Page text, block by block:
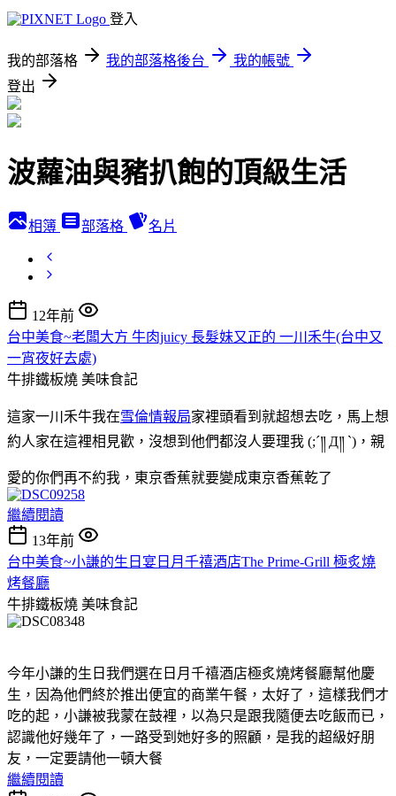
登入
我的部落格 我的部落格後台
我的帳號
登出
波蘿油與豬扒飽的頂級生活
相簿 部落格 名片
12年前
台中美食~老闆大方 牛肉juicy 長髮妹又正的 一川禾牛(台中又
一宵夜好去處)
牛排鐵板燒 美味食記
這家一川禾牛我在雪倫情報局家裡頭看到就超想去吃，馬上想
約人家在這裡相見歡，沒想到他們都沒人要理我 (;´༎ Д༎ `)，親
愛的你們再不約我，東京香蕉就要變成東京香蕉乾了
繼續閱讀
13年前
台中美食~小謙的生日宴日月千禧酒店The Prime-Grill 極炙燒
烤餐廳
牛排鐵板燒 美味食記
今年小謙的生日我們選在日月千禧酒店極炙燒烤餐廳幫他慶
生，因為他們終於推出便宜的商業午餐，太好了，這樣我們才
吃的起，小謙被我蒙在鼓裡，以為只是跟我隨便去吃飯而已，
認識他好幾年了，一路受到她好多的照顧，是我的超級好朋
友，一定要請他一頓大餐
繼續閱讀